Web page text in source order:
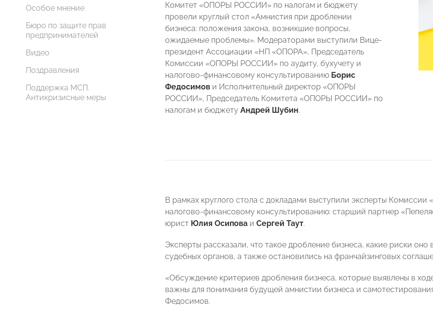
Особое мнение
Бюро по защите прав
предпринимателей
Видео
Поздравления
Поддержка МСП.
Антикризисные меры
Комитет «ОПОРЫ РОССИИ» по налогам и бюджету
провели круглый стол «Амнистия при дроблении
бизнеса: положения закона, возникшие вопросы,
ожидаемые проблемы». Модераторами выступили Вице-
президент Ассоциации «НП «ОПОРА», Председатель
Комиссии «ОПОРЫ РОССИИ» по аудиту, бухучету и
налогово-финансовому консультированию Борис
Федосимов и Исполнительный директор «ОПОРЫ
РОССИИ», Председатель Комитета «ОПОРЫ РОССИИ» по
налогам и бюджету Андрей Шубин.
В рамках круглого стола с докладами выступили эксперты
налогово-финансовому консультированию: старший партнер
юрист Юлия Осипова и Сергей Таут.
Эксперты рассказали, что такое дробление бизнеса, какие риски оно
судебных органов, а также остановились на франчайзинговых
«Обсуждение критериев дробления бизнеса, которые выявлены в
важны для понимания будущей амнистии бизнеса и
Федосимов.